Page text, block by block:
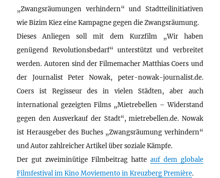
„Zwangsräumungen verhindern“ und Stadtteilinitiativen
wie Bizim Kiez eine Kampagne gegen die Zwangsräumung.
Dieses Anliegen soll mit dem Kurzfilm „Wir haben
genügend Revolutionsbedarf“ unterstützt und verbreitet
werden. Autoren sind der Filmemacher Matthias Coers und
der Journalist Peter Nowak, peter-nowak-journalist.de.
Coers ist Regisseur des in vielen Städten, aber auch
international gezeigten Films „Mietrebellen – Widerstand
gegen den Ausverkauf der Stadt“, mietrebellen.de. Nowak
ist Herausgeber des Buches „Zwangsräumung verhindern“
und Autor zahlreicher Artikel über soziale Kämpfe.
Der gut zweiminütige Filmbeitrag hatte auf dem globale
Filmfestival im Kino Moviemento in Kreuzberg Première.